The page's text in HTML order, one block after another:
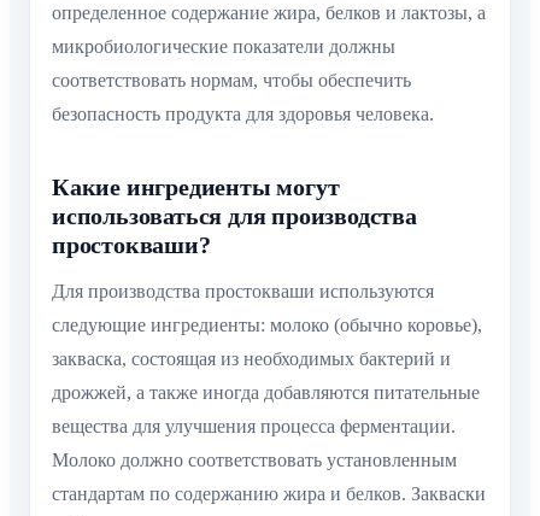
определенное содержание жира, белков и лактозы, а
микробиологические показатели должны
соответствовать нормам, чтобы обеспечить
безопасность продукта для здоровья человека.
Какие ингредиенты могут
использоваться для производства
простокваши?
Для производства простокваши используются
следующие ингредиенты: молоко (обычно коровье),
закваска, состоящая из необходимых бактерий и
дрожжей, а также иногда добавляются питательные
вещества для улучшения процесса ферментации.
Молоко должно соответствовать установленным
стандартам по содержанию жира и белков. Закваски